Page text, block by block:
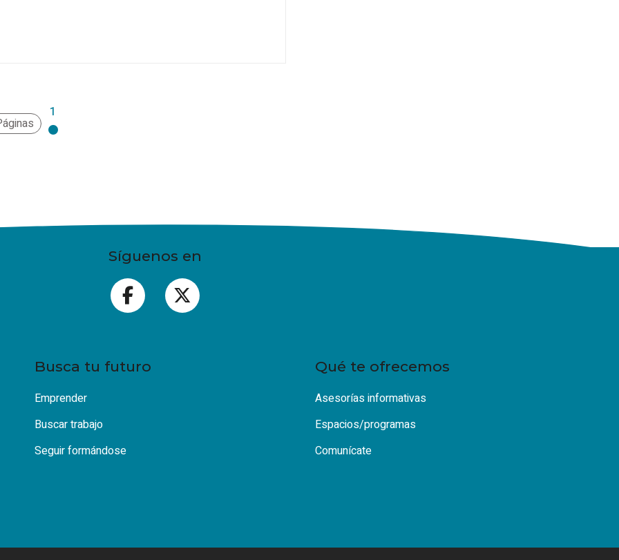
1
Síguenos en
Busca tu futuro
Emprender
Buscar trabajo
Seguir formándose
Qué te ofrecemos
Asesorías informativas
Espacios/programas
Comunícate